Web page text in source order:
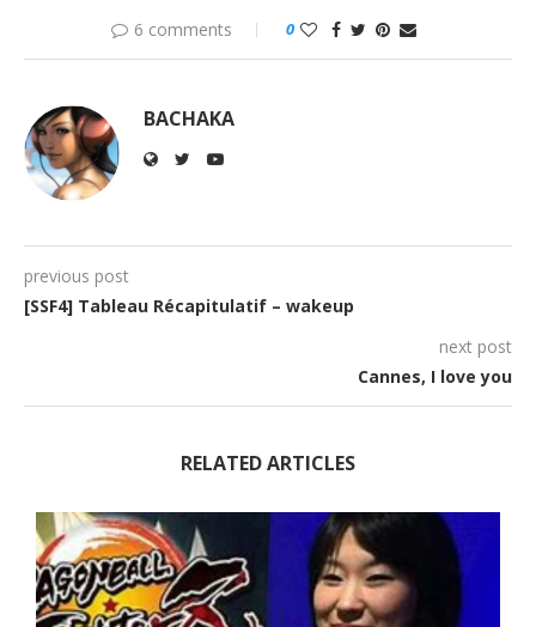
6 comments 0
BACHAKA
previous post
[SSF4] Tableau Récapitulatif – wakeup
next post
Cannes, I love you
RELATED ARTICLES